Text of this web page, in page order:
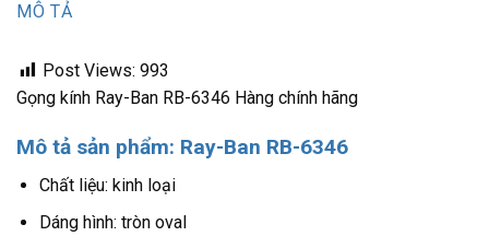
MÔ TẢ
Post Views: 993
Gọng kính Ray-Ban RB-6346 Hàng chính hãng
Mô tả sản phẩm: Ray-Ban RB-6346
Chất liệu: kinh loại
Dáng hình: tròn oval